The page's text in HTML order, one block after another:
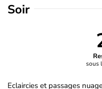
Soir
sous
Eclaircies et passages